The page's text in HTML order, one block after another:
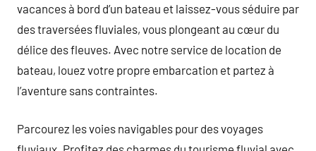
vacances à bord d’un bateau et laissez-vous séduire par
des traversées fluviales, vous plongeant au cœur du
délice des fleuves. Avec notre service de location de
bateau, louez votre propre embarcation et partez à
l’aventure sans contraintes.
Parcourez les voies navigables pour des voyages